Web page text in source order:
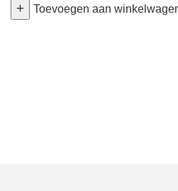
Ajusco
+ Toevoegen aan